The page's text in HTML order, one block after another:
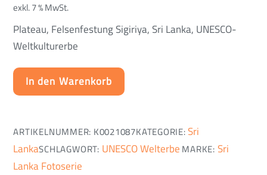
exkl. 7 % MwSt.
Plateau, Felsenfestung Sigiriya, Sri Lanka, UNESCO-
Weltkulturerbe
In den Warenkorb
ARTIKELNUMMER: K0021087KATEGORIE:Sri
LankaSCHLAGWORT: UNESCO Welterbe MARKE: Sri
Lanka Fotoserie